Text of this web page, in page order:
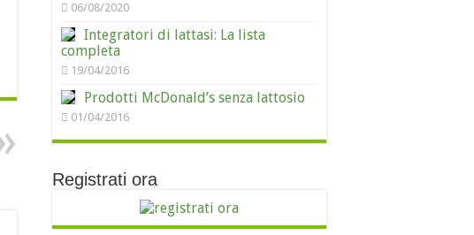
06/08/2020
Integratori di lattasi: La lista
completa
19/04/2016
Prodotti McDonald’s senza lattosio
01/04/2016
Registrati ora